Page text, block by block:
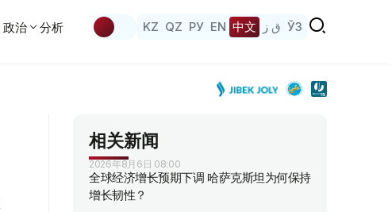
政治 分析 KZ QZ РУ EN 中文 ق ز ЎЗ
相关新闻
2026年8月6日 08:00
全球经济增长预期下调 哈萨克斯坦为何保持
增长韧性？